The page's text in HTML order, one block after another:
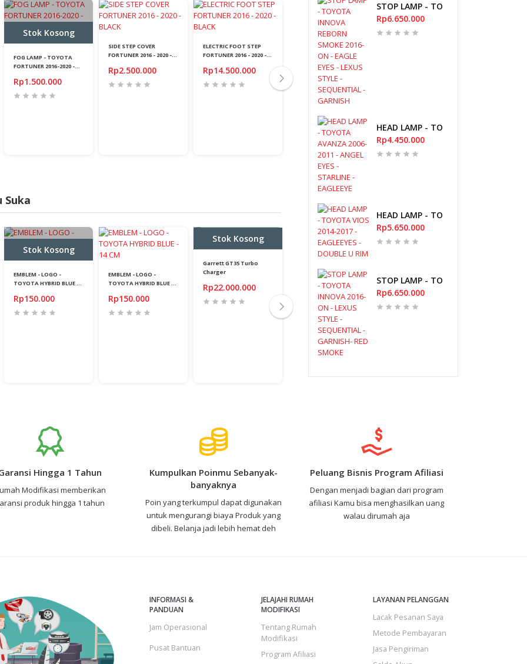
Stok Kosong
FOG LAMP - TOYOTA
FORTUNER 2016-2020 -
BRIGHT
Rp1.500.000
SIDE STEP COVER
FORTUNER 2016 - 2020 -
Rp2.500.000
ELECTRIC FOOT STEP
FORTUNER 2016 - 2020 -
Rp14.500.000
Stok Kosong
ELECTRIC SIDE STEP
FORTUNER 2016 - 2020 -
Rp14.500.000
Suka
Stok Kosong
EMBLEM - LOGO -
TOYOTA HYBRID BLUE -
Rp150.000
EMBLEM - LOGO -
TOYOTA HYBRID BLUE -
Rp150.000
Stok Kosong
Garrett GT35 Turbo
Charger
Rp22.000.000 Rp50.000
Stok Kosong
Rp39.900
STOP LAMP - TOYOTA INNOVA
Rp6.650.000
HEAD LAMP - TOYOTA AVANZA 2006-
Rp4.450.000
HEAD LAMP - TOYOTA VIOS 2014-
Rp5.650.000
STOP LAMP - TOYOTA INNOVA 2016-
Rp6.650.000
Hingga 1 Tahun
Modifikasi memberikan
produk hingga 1 tahun
Kumpulkan Poinmu Sebanyak-
banyaknya
Poin yang terkumpul dapat digunakan
untuk mengurangi biaya Produk yang
dibeli. Belanja jadi lebih hemat deh
Peluang Bisnis Program Afiliasi
Dengan menjadi bagian dari program
afiliasi Kamu bisa menghasilkan uang
walau dirumah aja
INFORMASI &
PANDUAN
Jam Operasional
Pusat Bantuan
JELAJAHI RUMAH
MODIFIKASI
Tentang Rumah
Modifikasi
Program Afiliasi
LAYANAN PELANGGAN
Lacak Pesanan Saya
Metode Pembayaran
Jasa Pengiriman